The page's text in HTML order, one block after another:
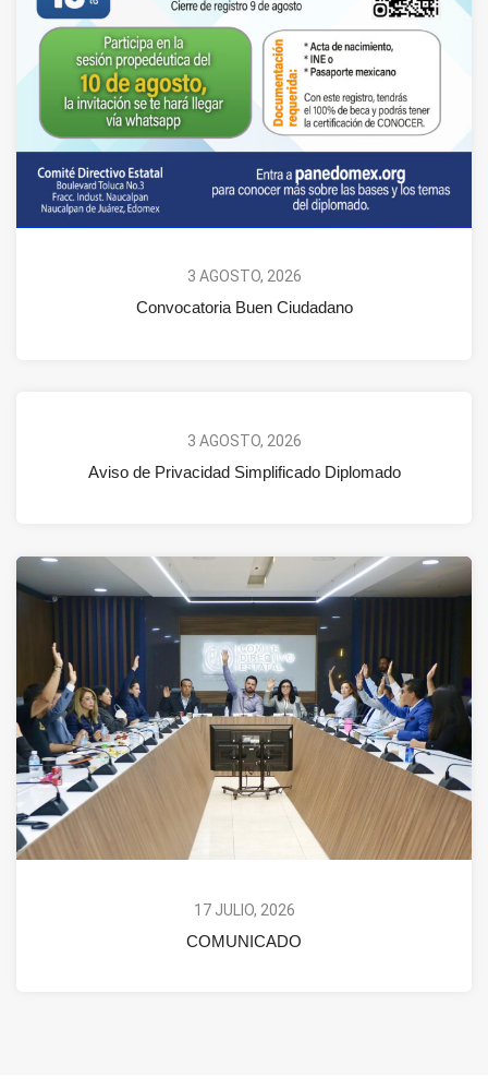
3 AGOSTO, 2026
Convocatoria Buen Ciudadano
3 AGOSTO, 2026
Aviso de Privacidad Simplificado Diplomado
17 JULIO, 2026
COMUNICADO